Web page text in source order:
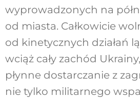
wyprowadzonych na
od miasta. Całkowicie
od kinetycznych działań
wciąż cały zachód
płynne dostarczanie z
nie tylko militarnego